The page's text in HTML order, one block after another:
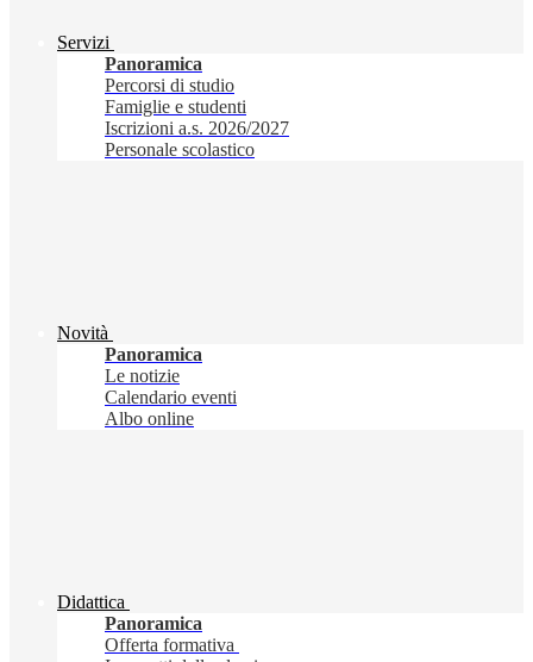
Servizi
Panoramica
Percorsi di studio
Famiglie e studenti
Iscrizioni a.s. 2026/2027
Personale scolastico
Novità
Panoramica
Le notizie
Calendario eventi
Albo online
Didattica
Panoramica
Offerta formativa